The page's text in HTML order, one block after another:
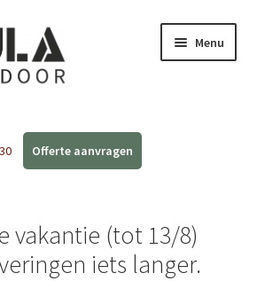
Menu
vakantie (tot 13/8)
iets langer.